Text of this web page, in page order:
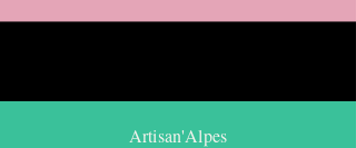
Artisan'Alpes